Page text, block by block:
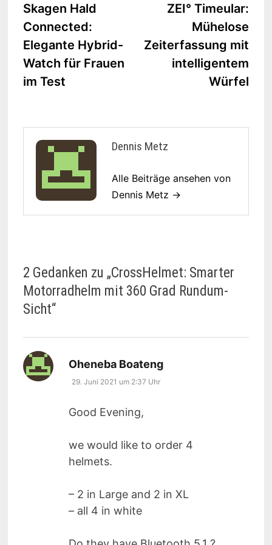
Navigation
Beitrag:
Skagen Hald
Connected:
Elegante Hybrid-
Watch für Frauen
im Test
ZEI° Timeular:
Mühelose
Zeiterfassung mit
intelligentem
Würfel
Dennis Metz
Alle Beiträge ansehen von
Dennis Metz →
2 Gedanken zu „CrossHelmet: Smarter
Motorradhelm mit 360 Grad Rundum-
Sicht“
Oheneba Boatengsagt:
29. Juni 2021 um 2:37 Uhr
Good Evening,
we would like to order 4
helmets.
– 2 in Large and 2 in XL
– all 4 in white